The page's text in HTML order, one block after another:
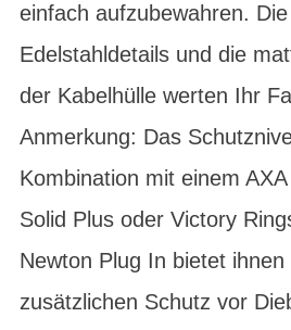
einfach aufzubewahren.
Edelstahldetails und die
der Kabelhülle werten Ihr
Anmerkung: Das
Kombination mit einem
Solid Plus oder Victory
Newton Plug In bietet ihnen
zusätzlichen Schutz vor